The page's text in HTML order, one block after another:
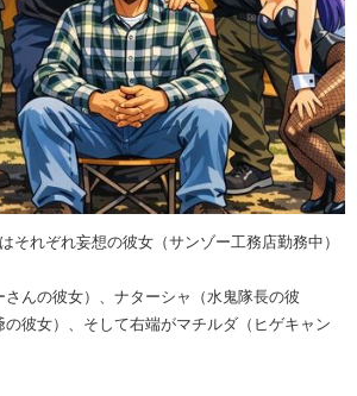
それぞれ妄想の彼女（サンゾー工務店勤務中）
んの彼女）、ナターシャ（水鬼隊長の彼
彼女）、そして右端がマチルダ（ヒゲキャン